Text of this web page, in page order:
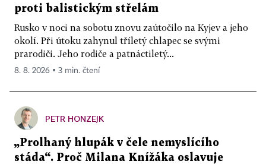
proti balistickým střelám
Rusko v noci na sobotu znovu zaútočilo na Kyjev a jeho
okolí. Při útoku zahynul tříletý chlapec se svými
prarodiči. Jeho rodiče a patnáctiletý...
8. 8. 2026 ▪ 3 min. čtení
PETR HONZEJK
„Prolhaný hlupák v čele nemyslícího
stáda“. Proč Milana Knížáka oslavuje